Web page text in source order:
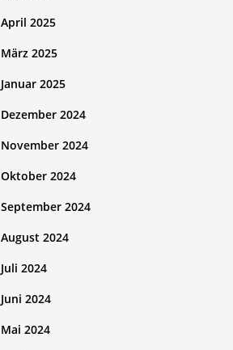
April 2025
März 2025
Januar 2025
Dezember 2024
November 2024
Oktober 2024
September 2024
August 2024
Juli 2024
Juni 2024
Mai 2024